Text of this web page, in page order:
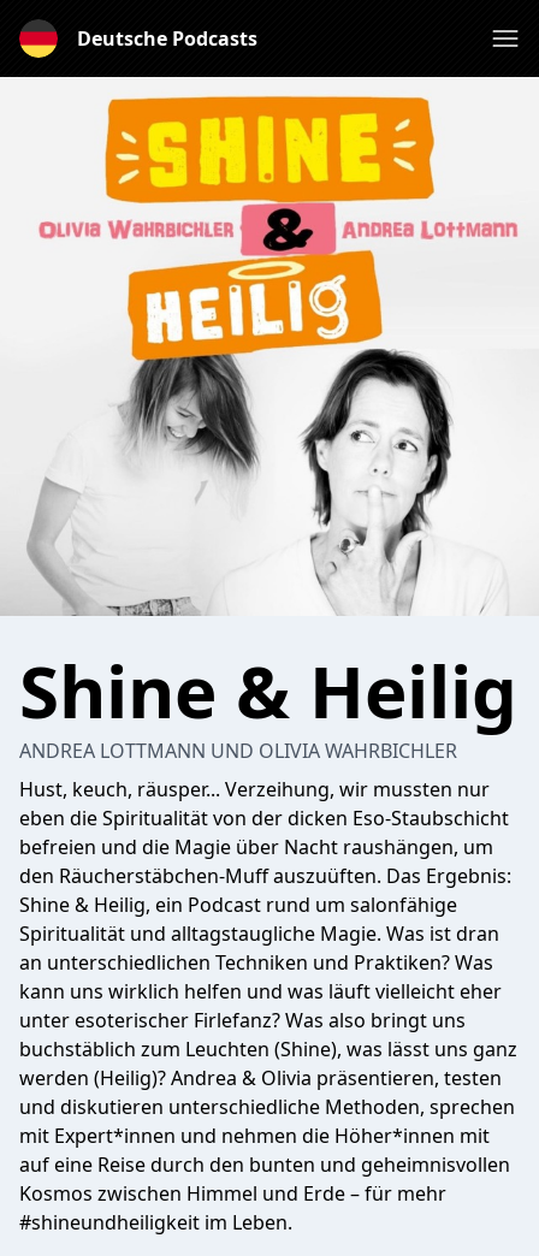
Deutsche Podcasts
Shine & Heilig
ANDREA LOTTMANN UND OLIVIA WAHRBICHLER
Hust, keuch, räusper... Verzeihung, wir mussten nur
eben die Spiritualität von der dicken Eso-Staubschicht
befreien und die Magie über Nacht raushängen, um
den Räucherstäbchen-Muff auszuüften. Das Ergebnis:
Shine & Heilig, ein Podcast rund um salonfähige
Spiritualität und alltagstaugliche Magie. Was ist dran
an unterschiedlichen Techniken und Praktiken? Was
kann uns wirklich helfen und was läuft vielleicht eher
unter esoterischer Firlefanz? Was also bringt uns
buchstäblich zum Leuchten (Shine), was lässt uns ganz
werden (Heilig)? Andrea & Olivia präsentieren, testen
und diskutieren unterschiedliche Methoden, sprechen
mit Expert*innen und nehmen die Höher*innen mit
auf eine Reise durch den bunten und geheimnisvollen
Kosmos zwischen Himmel und Erde – für mehr
#shineundheiligkeit im Leben.